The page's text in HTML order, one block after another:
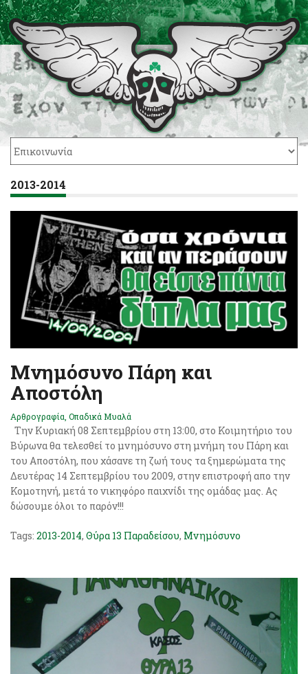
2013-2014
Μνημόσυνο Πάρη και
Αποστόλη
Αρθρογραφία, Οπαδικά Μυαλά
Την Κυριακή 08 Σεπτεμβρίου στη 13:00, στο Κοιμητήριο του
Βύρωνα θα τελεσθεί το μνημόσυνο στη μνήμη του Πάρη και
του Αποστόλη, που χάσανε τη ζωή τους τα ξημερώματα της
Δευτέρας 14 Σεπτεμβρίου του 2009, στην επιστροφή απο την
Κομοτηνή, μετά το νικηφόρο παιχνίδι της ομάδας μας. Ας
δώσουμε όλοι το παρόν!!!
Tags: 2013-2014, Θύρα 13 Παραδείσου, Μνημόσυνο